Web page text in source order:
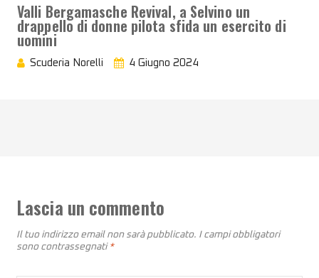
Valli Bergamasche Revival, a Selvino un
drappello di donne pilota sfida un esercito di
uomini
Scuderia Norelli 4 Giugno 2024
Lascia un commento
Il tuo indirizzo email non sarà pubblicato. I campi obbligatori
sono contrassegnati *